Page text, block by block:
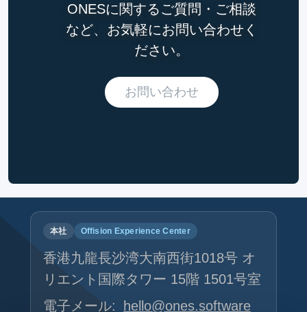
ONESに関するご質問・ご相談
など、お気軽にお問い合わせく
ださい。
お問い合わせ
本社 Offision Experience Center
香港九龍長沙湾大南西街1018号 オ
リエント国際タワー 15階 1501号室
電子メール:
hello@ones.software